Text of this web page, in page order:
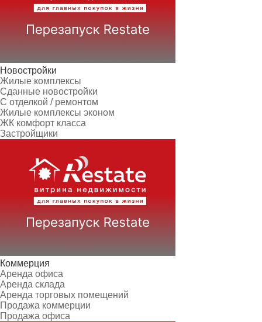
Новостройки
Жилые комплексы
Сданные новостройки
С отделкой / ремонтом
Жилые комплексы эконом
ЖК комфорт класса
Застройщики
Коммерция
Аренда офиса
Аренда склада
Аренда торговых помещений
Продажа коммерции
Продажа офиса